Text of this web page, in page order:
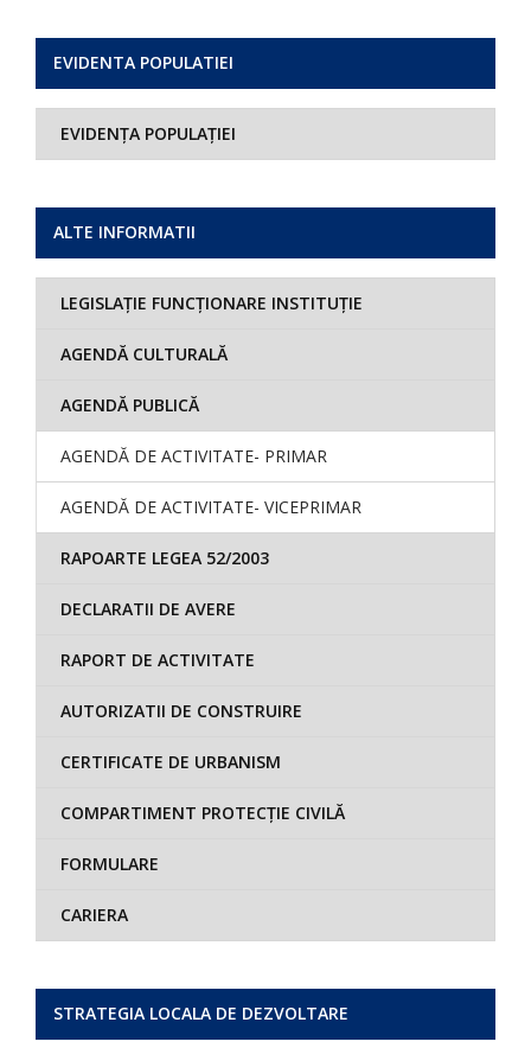
EVIDENTA POPULATIEI
EVIDENȚA POPULAȚIEI
ALTE INFORMATII
LEGISLAȚIE FUNCȚIONARE INSTITUȚIE
AGENDĂ CULTURALĂ
AGENDĂ PUBLICĂ
AGENDĂ DE ACTIVITATE- PRIMAR
AGENDĂ DE ACTIVITATE- VICEPRIMAR
RAPOARTE LEGEA 52/2003
DECLARATII DE AVERE
RAPORT DE ACTIVITATE
AUTORIZATII DE CONSTRUIRE
CERTIFICATE DE URBANISM
COMPARTIMENT PROTECȚIE CIVILĂ
FORMULARE
CARIERA
STRATEGIA LOCALA DE DEZVOLTARE